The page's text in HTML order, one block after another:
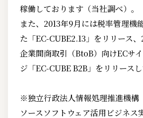
稼働しております（当社調べ）。
また、2013年9月には税率管理機
た「EC-CUBE2.13」をリリース
企業間商取引（BtoB）向けECサ
ジ「EC-CUBE B2B」をリリースし
※独立行政法人情報処理推進機構
ソースソフトウェア活用ビジネス